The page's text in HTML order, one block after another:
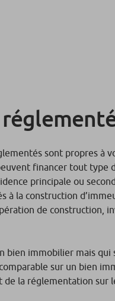
sont propres à
financer tout type
principale ou
à la construction
de construction,
bien immobilier mais qui
sur un bien
de la réglementation sur